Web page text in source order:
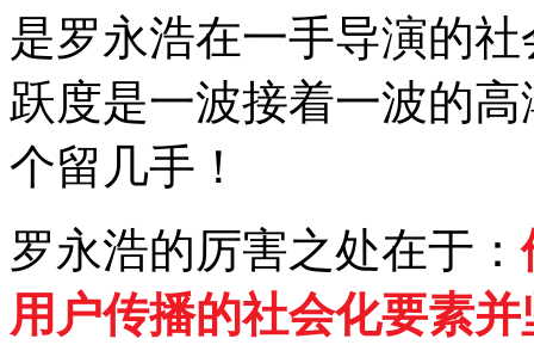
是罗永浩在一手导演的
跃度是一波接着一波的
个留几手！
罗永浩的厉害之处在于：
用户传播的社会化要素